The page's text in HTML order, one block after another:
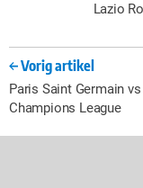
Lazio
Vorig artikel
Paris Saint Germain
Champions League